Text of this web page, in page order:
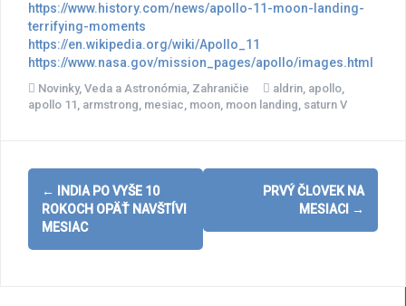
https://www.history.com/news/apollo-11-moon-landing-
terrifying-moments
https://en.wikipedia.org/wiki/Apollo_11
https://www.nasa.gov/mission_pages/apollo/images.html
Novinky, Veda a Astronómia, Zahraničie aldrin, apollo,
apollo 11, armstrong, mesiac, moon, moon landing, saturn V
Post
navigation
←
INDIA PO VYŠE 10
ROKOCH OPÄŤ NAVŠTÍVI
MESIAC
PRVÝ ČLOVEK NA
MESIACI →